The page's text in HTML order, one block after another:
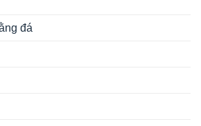
đá